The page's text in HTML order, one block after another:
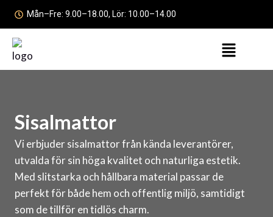
Hoppa
innehåll
Mån–Fre: 9.00–18.00, Lör: 10.00–14.00
Menu
Sisalmattor
Vi erbjuder sisalmattor från kända leverantörer,
utvalda för sin höga kvalitet och naturliga estetik.
Med slitstarka och hållbara material passar de
perfekt för både hem och offentlig miljö, samtidigt
som de tillför en tidlös charm.